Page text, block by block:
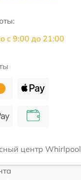
с 9:00 до 21:00
центр Whirlpool